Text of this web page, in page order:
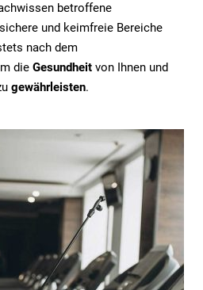
betroffene
und keimfreie Bereiche
nach dem
die Gesundheit von Ihnen und
gewährleisten.